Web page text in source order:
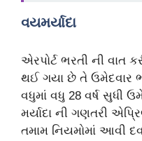
વયમર્યાદા
એરપોર્ટ ભરતી ની વાત
થઈ ગયા છે તે ઉમેદવાર
વધુમાં વધુ 28 વર્ષ સુધી
મર્યાદા ની ગણતરી
તમામ નિયમોમાં આવી